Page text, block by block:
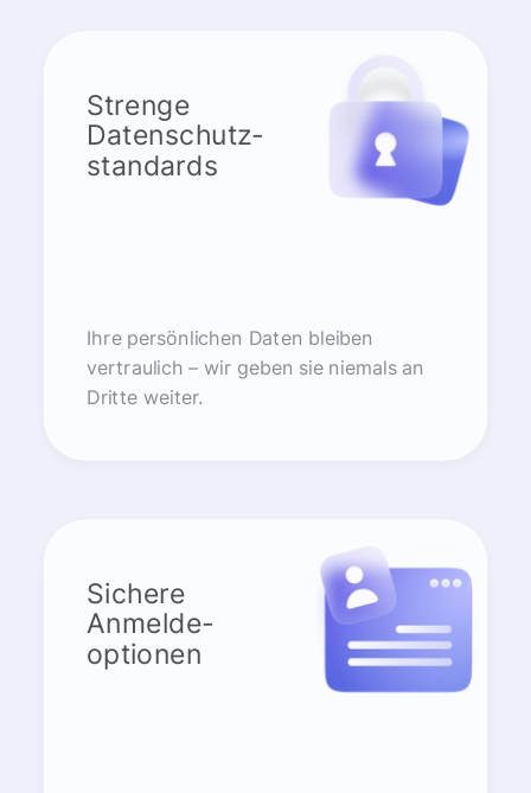
Strenge
Datenschutz-
standards
Ihre persönlichen Daten bleiben
vertraulich – wir geben sie niemals an
Dritte weiter.
Sichere
Anmelde-
optionen